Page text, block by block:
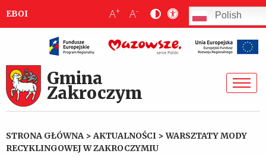
EBOI A+ A- Polish
Gmina
Zakroczym
STRONA GŁÓWNA >AKTUALNOŚCI >WARSZTATY MODY
RECYKLINGOWEJ W ZAKROCZYMIU